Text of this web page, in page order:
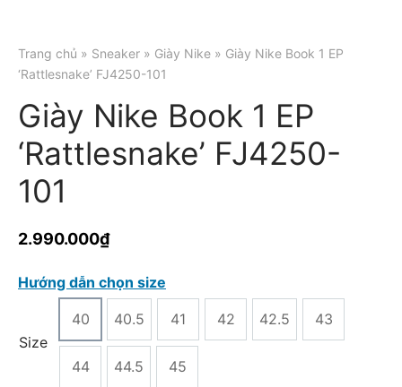
Trang chủ » Sneaker » Giày Nike » Giày Nike Book 1 EP
‘Rattlesnake’ FJ4250-101
Giày Nike Book 1 EP
‘Rattlesnake’ FJ4250-
101
2.990.000₫
Hướng dẫn chọn size
Size
40 40.5 41 42 42.5 43
44 44.5 45